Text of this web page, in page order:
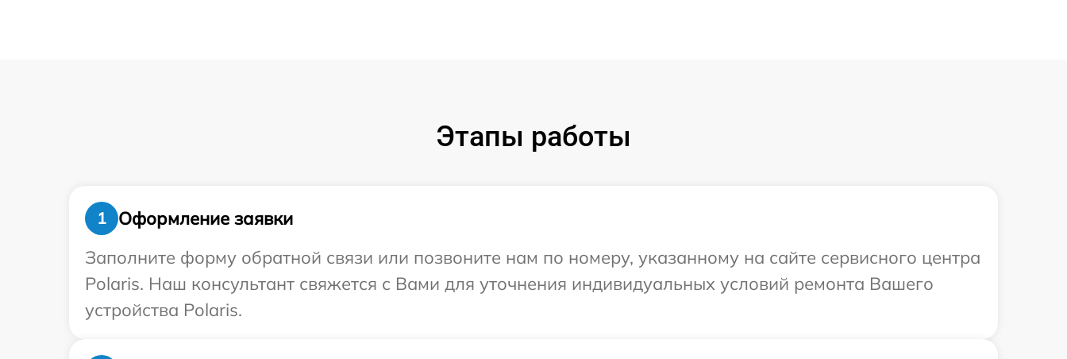
Этапы работы
1
Оформление заявки
Заполните форму обратной связи или позвоните нам по номеру, указанному на сайте сервисного центра
Polaris. Наш консультант свяжется с Вами для уточнения индивидуальных условий ремонта Вашего
устройства Polaris.